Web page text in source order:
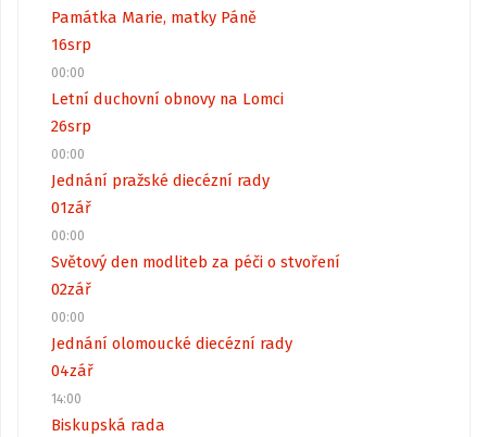
Památka Marie, matky Páně
16srp
00:00
Letní duchovní obnovy na Lomci
26srp
00:00
Jednání pražské diecézní rady
01zář
00:00
Světový den modliteb za péči o stvoření
02zář
00:00
Jednání olomoucké diecézní rady
04zář
14:00
Biskupská rada